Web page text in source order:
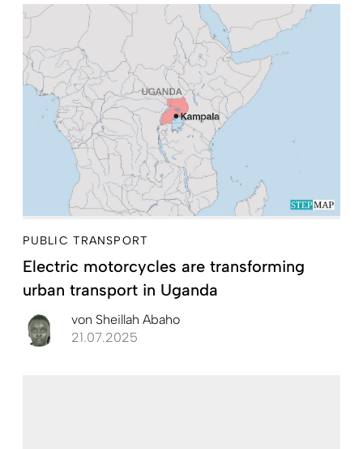
PUBLIC TRANSPORT
Electric motorcycles are transforming
urban transport in Uganda
von Sheillah Abaho
21.07.2025